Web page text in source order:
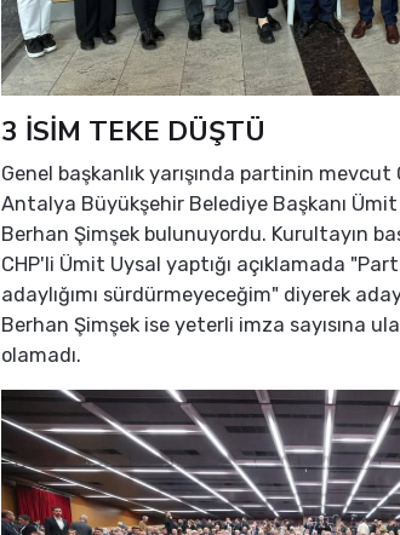
3 İSİM TEKE DÜŞTÜ
Genel başkanlık yarışında partinin mevcut
Antalya Büyükşehir Belediye Başkanı
Berhan Şimşek bulunuyordu. Kurultayın
CHP'li Ümit Uysal yaptığı açıklamada
adaylığımı sürdürmeyeceğim" diyerek
Berhan Şimşek ise yeterli imza sayısına
olamadı.